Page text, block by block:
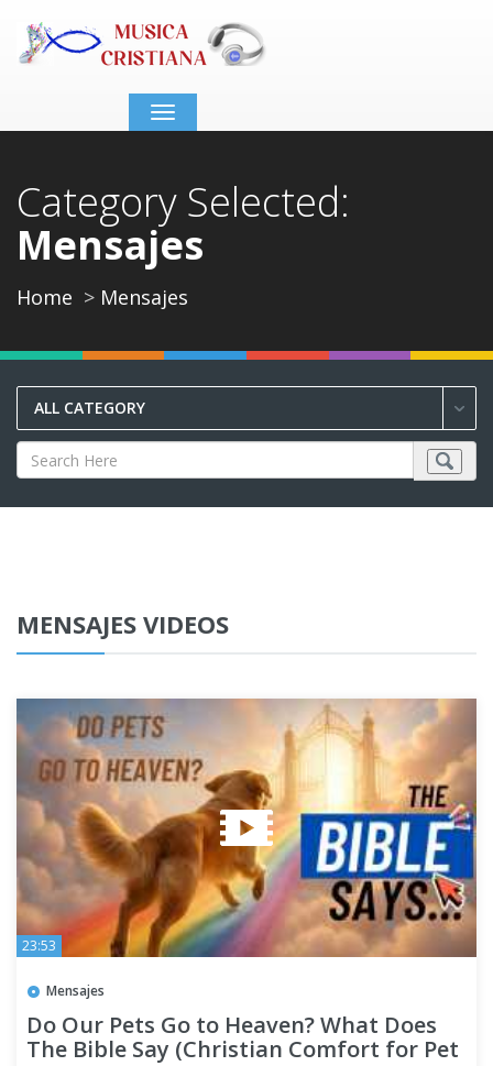
Toggle
navigation
Category Selected:
Mensajes
Home Mensajes
ALL CATEGORY
MENSAJES VIDEOS
23:53
Mensajes
Do Our Pets Go to Heaven? What Does
The Bible Say (Christian Comfort for Pet